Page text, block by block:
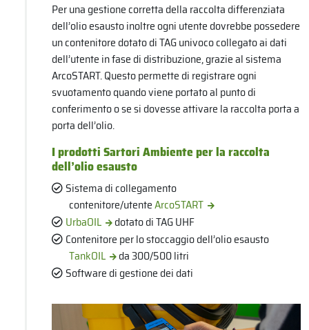
Per una gestione corretta della raccolta differenziata
dell’olio esausto inoltre ogni utente dovrebbe possedere
un contenitore dotato di TAG univoco collegato ai dati
dell’utente in fase di distribuzione, grazie al sistema
ArcoSTART. Questo permette di registrare ogni
svuotamento quando viene portato al punto di
conferimento o se si dovesse attivare la raccolta porta a
porta dell’olio.
I prodotti Sartori Ambiente per la raccolta
dell’olio esausto
Sistema di collegamento
contenitore/utenteArcoSTART
UrbaOIL
dotato di TAG UHF
Contenitore per lo stoccaggio dell’olio esausto
TankOIL
da 300/500 litri
Software di gestione dei dati